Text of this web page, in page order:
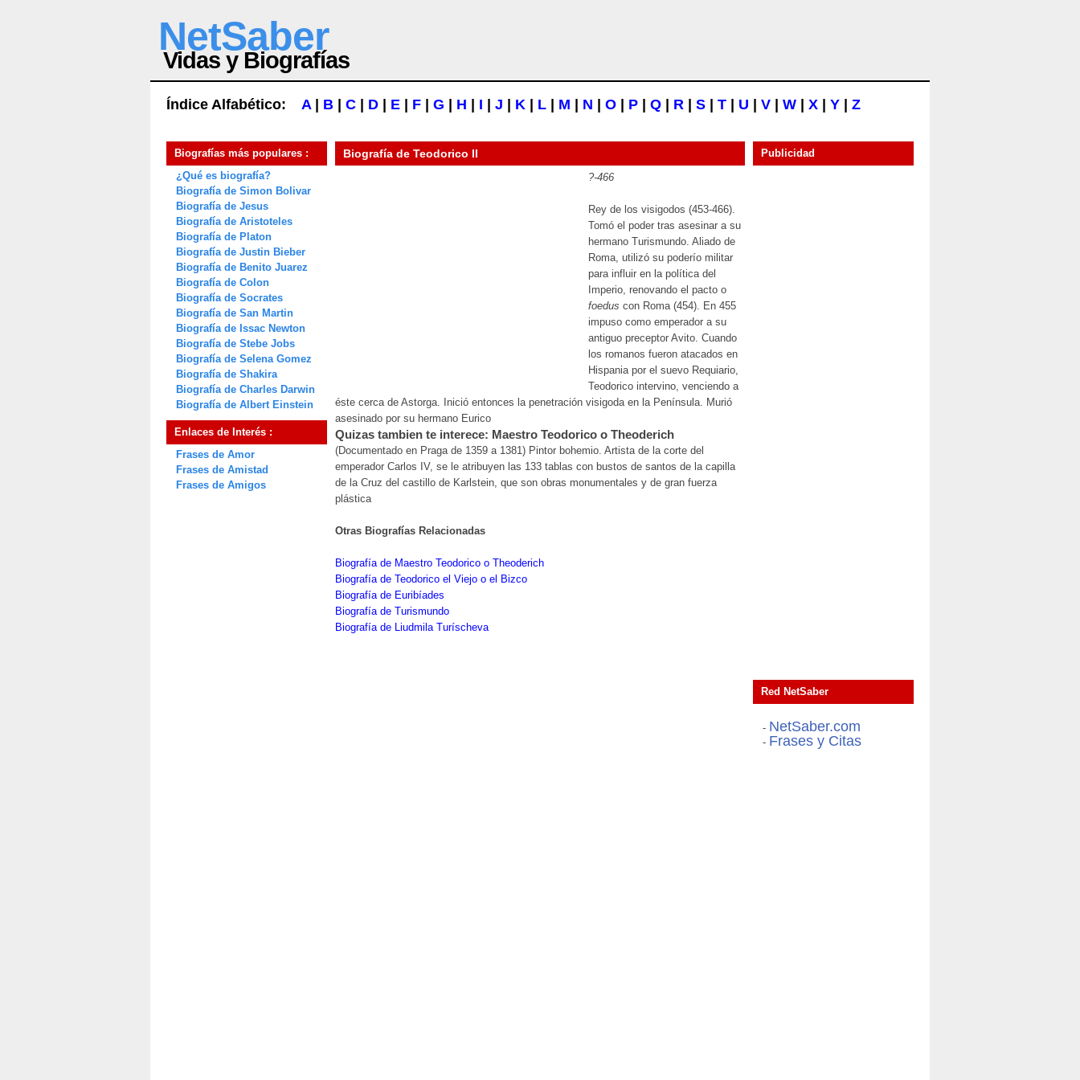
NetSaber
Vidas y Biografías
Índice Alfabético: A| B C D E F G H I J K L M N O P Q R S T U V W X Y Z
Biografías más populares :
¿Qué es biografía?
Biografía de Simon Bolivar
Biografía de Jesus
Biografía de Aristoteles
Biografía de Platon
Biografía de Justin Bieber
Biografía de Benito Juarez
Biografía de Colon
Biografía de Socrates
Biografía de San Martin
Biografía de Issac Newton
Biografía de Stebe Jobs
Biografía de Selena Gomez
Biografía de Shakira
Biografía de Charles Darwin
Biografía de Albert Einstein
Enlaces de Interés :
Frases de Amor
Frases de Amistad
Frases de Amigos
Biografía de Teodorico II
?-466
Rey de los visigodos (453-466).
Tomó el poder tras asesinar a su
hermano Turismundo. Aliado de
Roma, utilizó su poderío militar
para influir en la política del
Imperio, renovando el pacto o
foedus con Roma (454). En 455
impuso como emperador a su
antiguo preceptor Avito. Cuando
los romanos fueron atacados en
Hispania por el suevo Requiario,
Teodorico intervino, venciendo a
éste cerca de Astorga. Inició entonces la penetración visigoda en la Península. Murió
asesinado por su hermano Eurico
Quizas tambien te interece: Maestro Teodorico o Theoderich
(Documentado en Praga de 1359 a 1381) Pintor bohemio. Artista de la corte del
emperador Carlos IV, se le atribuyen las 133 tablas con bustos de santos de la capilla
de la Cruz del castillo de Karlstein, que son obras monumentales y de gran fuerza
plástica
Otras Biografías Relacionadas
Biografía de Maestro Teodorico o Theoderich
Biografía de Teodorico el Viejo o el Bizco
Biografía de Euribíades
Biografía de Turismundo
Biografía de Liudmila Turíscheva
Publicidad
Red NetSaber
- NetSaber.com
- Frases y Citas